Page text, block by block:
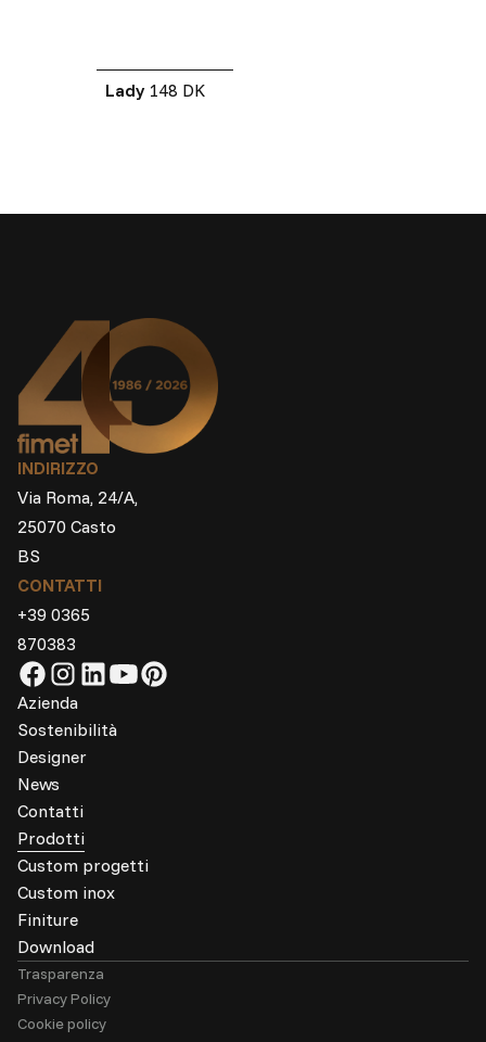
Lady 148 DK
INDIRIZZO
Via Roma, 24/A,
25070 Casto
BS
CONTATTI
+39 0365
870383
Azienda
Sostenibilità
Designer
News
Contatti
Prodotti
Custom progetti
Custom inox
Finiture
Download
Trasparenza
Privacy Policy
Cookie policy